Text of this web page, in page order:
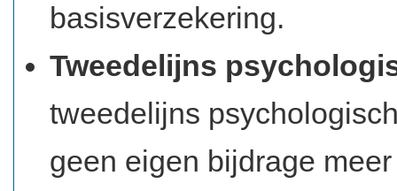
basisverzekering.
Tweedelijns
tweedelijns
geen eigen bijdrage